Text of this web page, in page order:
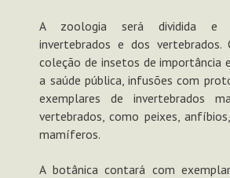
A zoologia será dividida e
invertebrados e dos vertebrados.
coleção de insetos de importância
a saúde pública, infusões com
exemplares de invertebrados
vertebrados, como peixes,
mamíferos.
A botânica contará com